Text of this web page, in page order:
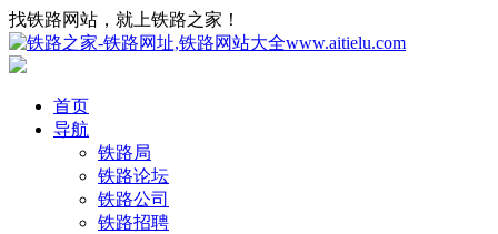
找铁路网站，就上铁路之家！
首页
导航
铁路局
铁路论坛
铁路公司
铁路招聘